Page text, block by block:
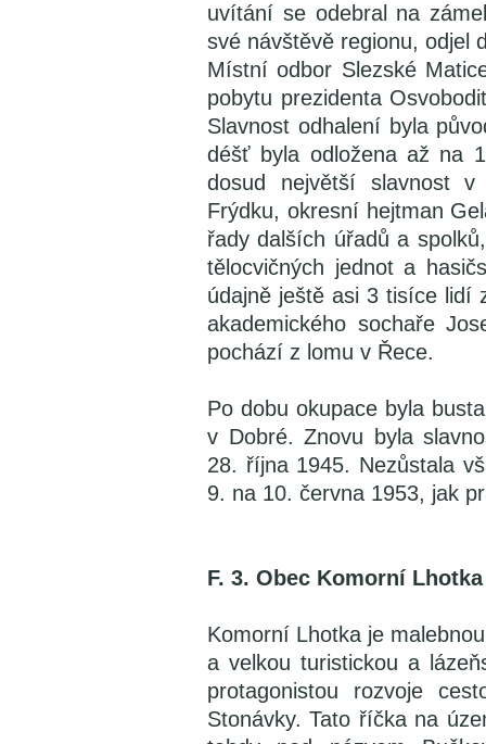
uvítání se odebral na
své návštěvě regionu, odjel
Místní odbor Slezské
pobytu prezidenta
Slavnost odhalení byla
déšť byla odložena až na
dosud největší slavnost
Frýdku, okresní hejtman
řady dalších úřadů a
tělocvičných jednot a
údajně ještě asi 3 tisíce lidí
akademického sochaře
pochází z lomu v Řece.
Po dobu okupace byla
v Dobré. Znovu byla
28. října 1945. Nezůstala
9. na 10. června 1953, jak
F. 3. Obec Komorní Lhotka
Komorní Lhotka je
a velkou turistickou a
protagonistou rozvoje
Stonávky. Tato říčka na